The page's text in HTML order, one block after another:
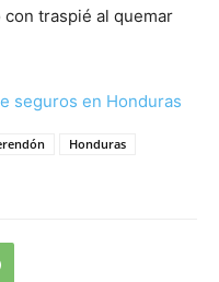
traspié al quemar
seguros en Honduras
Honduras